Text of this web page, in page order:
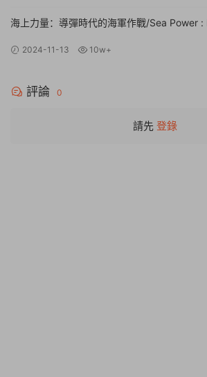
海上力量：導彈時代的海軍作戰/Sea Power
鼠标】
2024-11-13 10w+
評論 0
請先 登錄